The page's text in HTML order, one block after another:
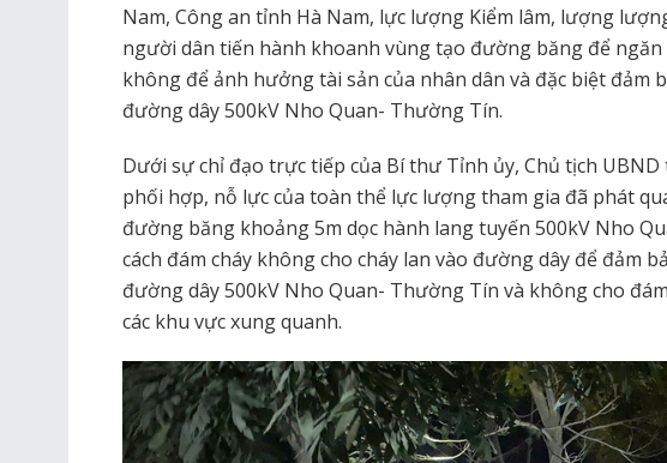
Nam, Công an tỉnh Hà Nam, lực lượng Kiểm lâm, lượng
người dân tiến hành khoanh vùng tạo đường băng để
không để ảnh hưởng tài sản của nhân dân và đặc biệt đảm
đường dây 500kV Nho Quan- Thường Tín.
Dưới sự chỉ đạo trực tiếp của Bí thư Tỉnh ủy, Chủ tịch
phối hợp, nỗ lực của toàn thể lực lượng tham gia đã phát
đường băng khoảng 5m dọc hành lang tuyến 500kV Nho
cách đám cháy không cho cháy lan vào đường dây để đảm
đường dây 500kV Nho Quan- Thường Tín và không cho
các khu vực xung quanh.